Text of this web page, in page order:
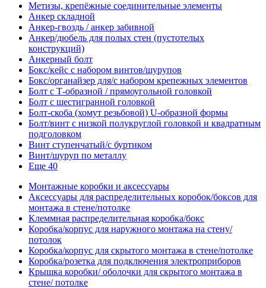
Метизы, крепёжные соединительные элементы
Анкер складной
Анкер-гвоздь / анкер забивной
Анкер/дюбель для полых стен (пустотелых
конструкций)
Анкерный болт
Бокс/кейс с набором винтов/шурупов
Бокс/органайзер для/с набором крепежных элементов
Болт с Т-образной / прямоугольной головкой
Болт с шестигранной головкой
Болт-скоба (хомут резьбовой) U-образной формы
Болт/винт с низкой полукруглой головкой и квадратным
подголовком
Винт ступенчатый/с буртиком
Винт/шуруп по металлу
Еще 40
Монтажные коробки и аксессуары
Аксессуары для распределительных коробок/боксов для
монтажа в стене/потолке
Клеммная распределительная коробка/бокс
Коробка/корпус для наружного монтажа на стену/
потолок
Коробка/корпус для скрытого монтажа в стене/потолке
Коробка/розетка для подключения электроприборов
Крышка коробки/ оболочки для скрытого монтажа в
стене/ потолке